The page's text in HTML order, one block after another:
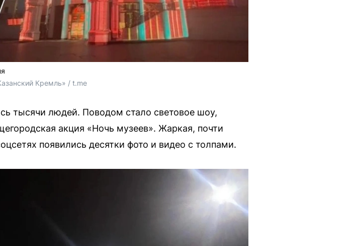
Кремль» / t.me
тысячи людей. Поводом стало световое шоу,
акция «Ночь музеев». Жаркая, почти
появились десятки фото и видео с толпами.